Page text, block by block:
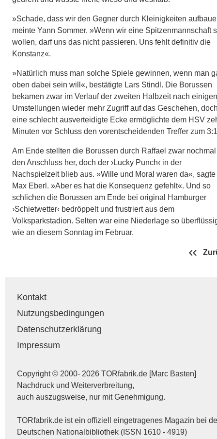
»Schade, dass wir den Gegner durch Kleinigkeiten
meinte Yann Sommer. »Wenn wir eine Spitzenmannschaft
wollen, darf uns das nicht passieren. Uns fehlt definitiv die
Konstanz«.
»Natürlich muss man solche Spiele gewinnen, wenn man
oben dabei sein will«, bestätigte Lars Stindl. Die Borussen
bekamen zwar im Verlauf der zweiten Halbzeit nach einigen
Umstellungen wieder mehr Zugriff auf das Geschehen,
eine schlecht ausverteidigte Ecke ermöglichte dem HSV
Minuten vor Schluss den vorentscheidenden Treffer zum
Am Ende stellten die Borussen durch Raffael zwar nochmal
den Anschluss her, doch der ›Lucky Punch‹ in der
Nachspielzeit blieb aus. »Wille und Moral waren da«, sagte
Max Eberl. »Aber es hat die Konsequenz gefehlt«. Und so
schlichen die Borussen am Ende bei original Hamburger
›Schietwetter‹ bedröppelt und frustriert aus dem
Volksparkstadion. Selten war eine Niederlage so
wie an diesem Sonntag im Februar.
Kontakt
Nutzungsbedingungen
Datenschutzerklärung
Impressum
Copyright © 2000- 2026 TORfabrik.de [Marc Basten]
Nachdruck und Weiterverbreitung,
auch auszugsweise, nur mit Genehmigung.
TORfabrik.de ist ein offiziell eingetragenes Magazin bei
Deutschen Nationalbibliothek (ISSN 1610 - 4919)